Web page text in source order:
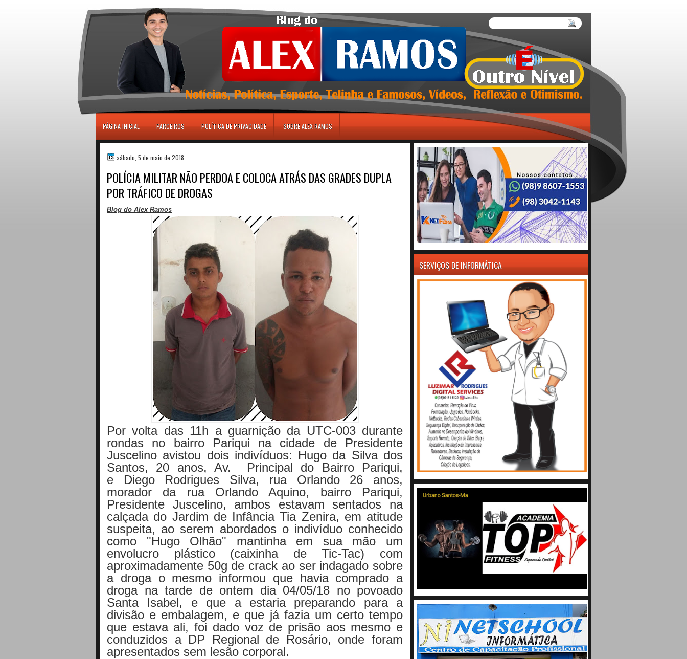
PÁGINA INICIAL PARCEIROS POLÍTICA DE PRIVACIDADE SOBRE ALEX RAMOS
sábado, 5 de maio de 2018
POLÍCIA MILITAR NÃO PERDOA E COLOCA ATRÁS DAS GRADES DUPLA
POR TRÁFICO DE DROGAS
Blog do Alex Ramos
Por volta das 11h a guarnição da UTC-003 durante
rondas no bairro Pariqui na cidade de Presidente
Juscelino avistou dois indivíduos: Hugo da Silva dos
Santos, 20 anos, Av. Principal do Bairro Pariqui,
e Diego Rodrigues Silva, rua Orlando 26 anos,
morador da rua Orlando Aquino, bairro Pariqui,
Presidente Juscelino, ambos estavam sentados na
calçada do Jardim de Infância Tia Zenira, em atitude
suspeita, ao serem abordados o indivíduo conhecido
como "Hugo Olhão" mantinha em sua mão um
envolucro plástico (caixinha de Tic-Tac) com
aproximadamente 50g de crack ao ser indagado sobre
a droga o mesmo informou que havia comprado a
droga na tarde de ontem dia 04/05/18 no povoado
Santa Isabel, e que a estaria preparando para a
divisão e embalagem, e que já fazia um certo tempo
que estava ali, foi dado voz de prisão aos mesmo e
conduzidos a DP Regional de Rosário, onde foram
apresentados sem lesão corporal.
SERVIÇOS DE INFORMÁTICA